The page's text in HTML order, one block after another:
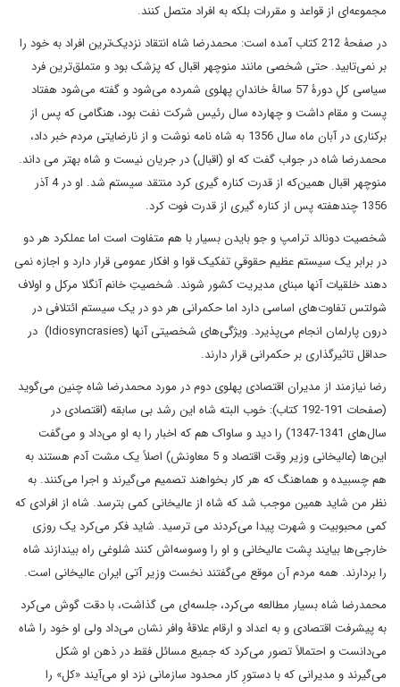
مجموعه‌ای از قواعد و مقررات بلکه به افراد متصل کنند.
در صفحۀ 212 کتاب آمده است: محمدرضا شاه انتقاد نزدیک‌ترین افراد به خود را
بر نمی‌تابید. حتی شخصی مانند منوچهر اقبال که پزشک بود و متملق‌ترین فرد
سیاسی کلِ دورۀ 57 سالۀ خاندانِ پهلوی شمرده می‌شود و گفته می‌شود هفتاد
پست و مقام داشت و چهارده سال رئیس شرکت نفت بود، هنگامی که پس از
برکناری در آبان ماه سال 1356 به شاه نامه نوشت و از نارضایتی مردم خبر داد،
محمدرضا شاه در جواب گفت که او (اقبال) در جریان نیست و شاه بهتر می داند.
منوچهر اقبال همین‌که از قدرت کناره گیری کرد منتقد سیستم شد. او در 4 آذر
1356 چندهفته پس از کناره گیری از قدرت فوت کرد.
شخصیت دونالد ترامپ و جو بایدن بسیار با هم متفاوت است اما عملکرد هر دو
در برابر یک سیستم عظیم حقوقیِ تفکیک قوا و افکار عمومی قرار دارد و اجازه نمی
دهند خلقیات آنها مبنای مدیریت کشور شوند. شخصیتِ خانم آنگلا مرکل و اولاف
شولتس تفاوت‌های اساسی دارد اما حکمرانی هر دو در یک سیستم ائتلافی در
درون پارلمان انجام می‌پذیرد. ویژگی‌های شخصیتی آنها (Idiosyncrasies) در
حداقل تاثیرگذاری بر حکمرانی قرار دارند.
رضا نیازمند از مدیران اقتصادی پهلوی دوم در مورد محمدرضا شاه چنین می‌گوید
(صفحات 191-192 کتاب): خوب البته شاه این رشد بی سابقه (اقتصادی در
سال‌های 1341-1347) را دید و ساواک هم که اخبار را به او می‌داد و می‌گفت
این‌ها (عالیخانی وزیر وقت اقتصاد و 5 معاونش) اصلاً یک مشت آدم هستند به
هم چسبیده و هماهنگ که هر کار بخواهند تصمیم می‌گیرند و اجرا می‌کنند. به
نظر من شاید همین موجب شد که شاه از عالیخانی کمی بترسد. شاه از افرادی که
کمی محبوبیت و شهرت پیدا می‌کردند می ترسید. شاید فکر می‌کرد یک روزی
خارجی‌ها بیایند پشت عالیخانی و او را وسوسه‌اش کنند شلوغی راه بیندازند شاه
را بردارند. همه مردم آن موقع می‌گفتند نخست وزیر آتی ایران عالیخانی است.
محمدرضا شاه بسیار مطالعه می‌کرد، جلسه‌ای می گذاشت، با دقت گوش می‌کرد
به پیشرفت اقتصادی و به اعداد و ارقام علاقۀ وافر نشان می‌داد ولی او خود را شاه
می‌دانست و احتمالاً تصور می‌کرد که جمیع مسائل فقط در ذهن او شکل
می‌گیرند و مدیرانی که با دستورِ کار محدود سازمانی نزد او می‌آیند «کل» را